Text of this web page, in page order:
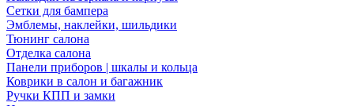
Сетки для бампера
Эмблемы, наклейки, шильдики
Тюнинг салона
Отделка салона
Панели приборов | шкалы и кольца
Коврики в салон и багажник
Ручки КПП и замки